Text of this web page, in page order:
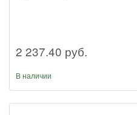
2 237.40 руб.
В наличии